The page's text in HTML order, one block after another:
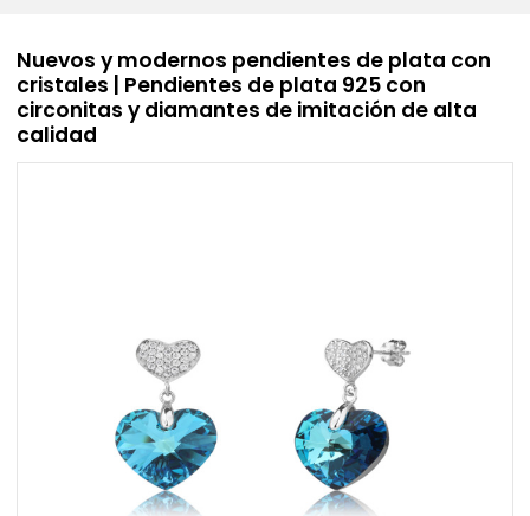
Nuevos y modernos pendientes de plata con
cristales | Pendientes de plata 925 con
circonitas y diamantes de imitación de alta
calidad